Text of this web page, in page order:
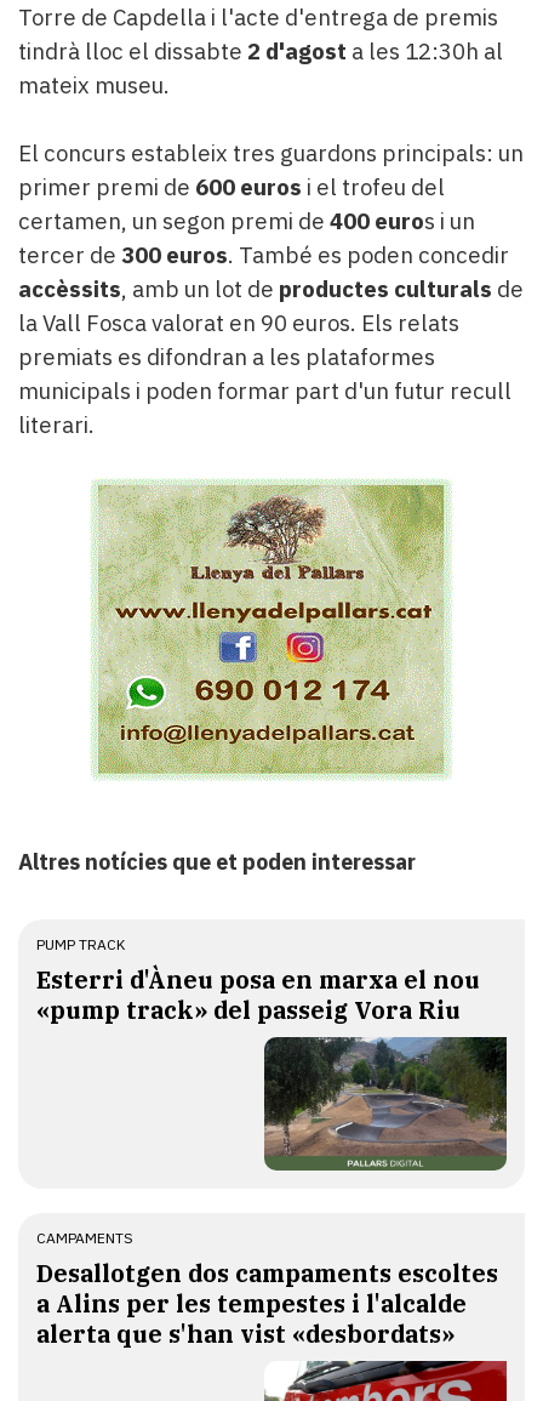
Torre de Capdella i l'acte d'entrega de premis
tindrà lloc el dissabte 2 d'agost a les 12:30h al
mateix museu.
El concurs estableix tres guardons principals: un
primer premi de 600 euros i el trofeu del
certamen, un segon premi de 400 euros i un
tercer de 300 euros. També es poden concedir
accèssits, amb un lot de productes culturals de
la Vall Fosca valorat en 90 euros. Els relats
premiats es difondran a les plataformes
municipals i poden formar part d'un futur recull
literari.
Altres notícies que et poden interessar
PUMP TRACK
Esterri d'Àneu posa en marxa el nou
«pump track» del passeig Vora Riu
CAMPAMENTS
​Desallotgen dos campaments escoltes
a Alins per les tempestes i l'alcalde
alerta que s'han vist «desbordats»